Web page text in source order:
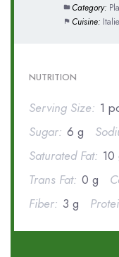
Category:
Cuisine:
NUTRITION
Serving Size: 1
Sugar: 6 g
Saturated Fat: 10
Trans Fat: 0 g
Fiber: 3 g